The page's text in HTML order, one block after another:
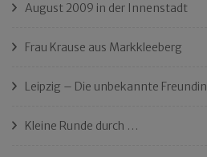
August 2009 in der Innenstadt
Frau Krause aus Markkleeberg
Leipzig – Die unbekannte Freundin
Kleine Runde durch …